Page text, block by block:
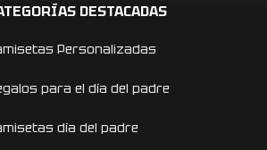
DESTACADAS
Personalizadas
para el día del padre
día del padre